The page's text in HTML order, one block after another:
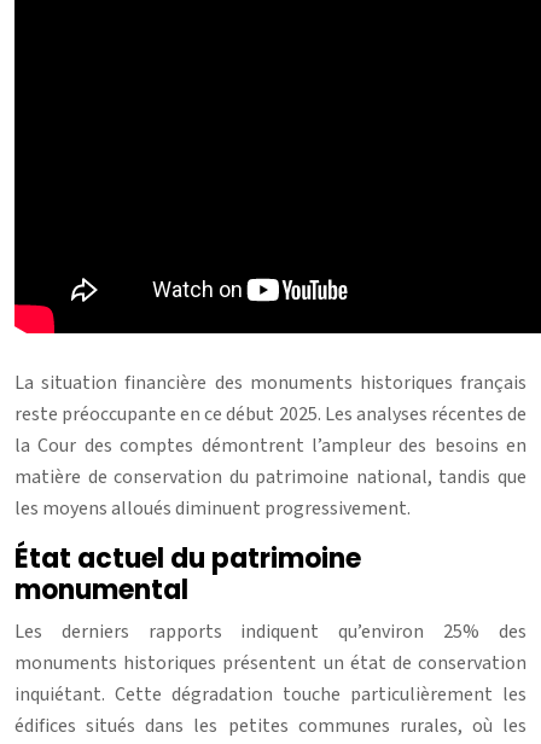
La situation financière des monuments historiques français
reste préoccupante en ce début 2025. Les analyses récentes de
la Cour des comptes démontrent l’ampleur des besoins en
matière de conservation du patrimoine national, tandis que
les moyens alloués diminuent progressivement.
État actuel du patrimoine
monumental
Les derniers rapports indiquent qu’environ 25% des
monuments historiques présentent un état de conservation
inquiétant. Cette dégradation touche particulièrement les
édifices situés dans les petites communes rurales, où les